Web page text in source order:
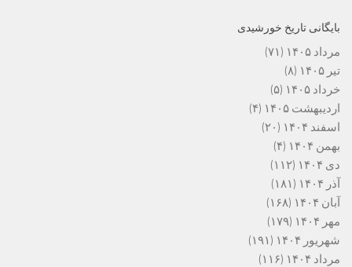
بایگانی تاریخ خورشیدی
مرداد ۱۴۰۵
(۷۱)
تیر ۱۴۰۵
(۸)
خرداد ۱۴۰۵
(۵)
اردیبهشت ۱۴۰۵
(۴)
اسفند ۱۴۰۴
(۲۰)
بهمن ۱۴۰۴
(۴)
دی ۱۴۰۴
(۱۱۲)
آذر ۱۴۰۴
(۱۸۱)
آبان ۱۴۰۴
(۱۶۸)
مهر ۱۴۰۴
(۱۷۹)
شهریور ۱۴۰۴
(۱۹۱)
مرداد ۱۴۰۴
(۱۱۶)